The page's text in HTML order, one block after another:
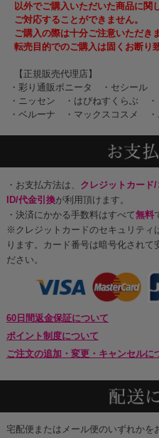
以外でご購入いただいた商品に関
ご対応することができません。
ご購入の際は十分ご注意いただき
転売目的でのご購入は固くお断り
【正規販売代理店】
・彩り通販ボニータ
・セシール
・ニッセン
・はぴねすくらぶ
・ベルーナ
・マックスコスメ
・お支払方法は、 クレジットカード
ID/代金引換が利用頂けます。
・決済にかかる手数料はすべて無料
※クレジットカードのセキュリティ
ります。カード番号は暗号化されて
ださい。
60日間返金保証について
ポイント制度について
ご注文の追加・変更・キャンセルに
宅配便またはメール便のいずれかを